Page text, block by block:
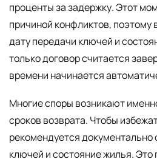
проценты за задержку. Этот
причиной конфликтов, поэтому
дату передачи ключей и
только договор считается
времени начинается
Многие споры возникают
сроков возврата. Чтобы
рекомендуется
ключей и состояние жилья. Это